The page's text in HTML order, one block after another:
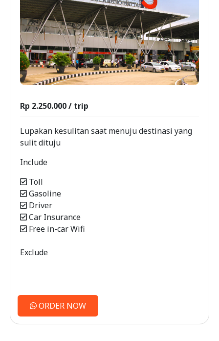
Rp 2.250.000 / trip
Lupakan kesulitan saat menuju destinasi yang
sulit dituju
Include
Toll
Gasoline
Driver
Car Insurance
Free in-car Wifi
Exclude
ORDER NOW